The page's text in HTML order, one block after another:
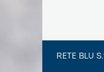
RETE BLU